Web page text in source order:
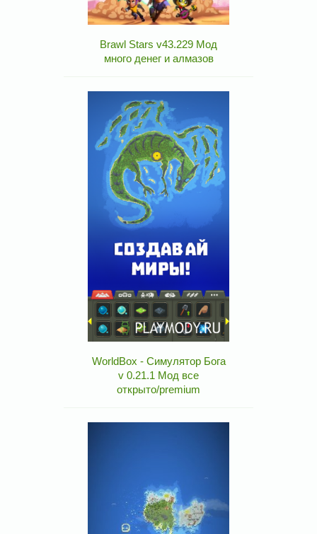
Brawl Stars v43.229 Мод
много денег и алмазов
WorldBox - Симулятор Бога
v 0.21.1 Мод все
открыто/premium